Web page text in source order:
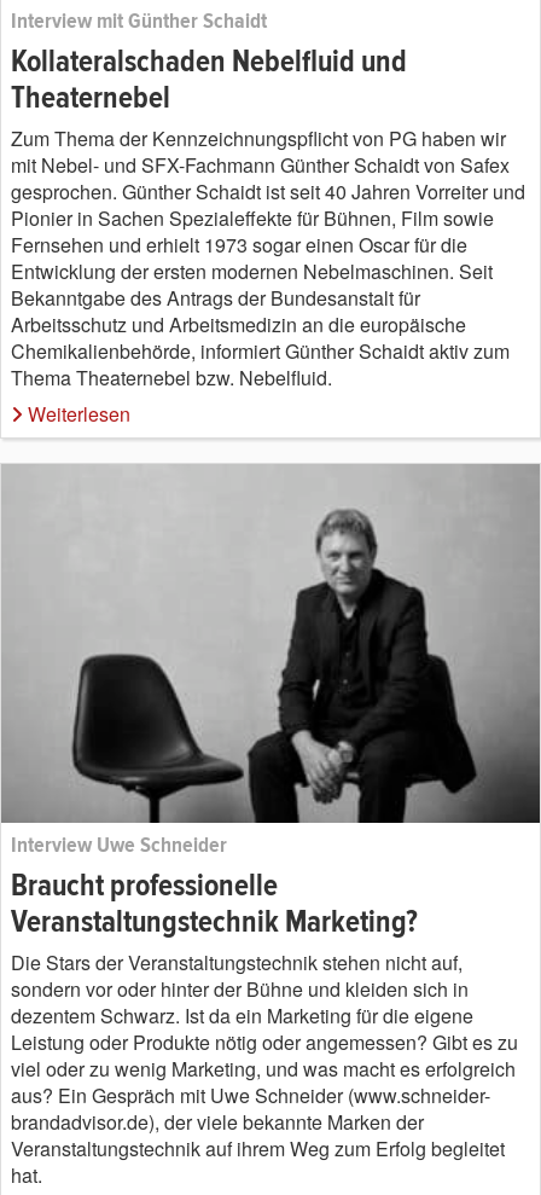
Interview mit Günther Schaidt
Kollateralschaden Nebelfluid und
Theaternebel
Zum Thema der Kennzeichnungspflicht von PG haben wir
mit Nebel- und SFX-Fachmann Günther Schaidt von Safex
gesprochen. Günther Schaidt ist seit 40 Jahren Vorreiter und
Pionier in Sachen Spezialeffekte für Bühnen, Film sowie
Fernsehen und erhielt 1973 sogar einen Oscar für die
Entwicklung der ersten modernen Nebelmaschinen. Seit
Bekanntgabe des Antrags der Bundesanstalt für
Arbeitsschutz und Arbeitsmedizin an die europäische
Chemikalienbehörde, informiert Günther Schaidt aktiv zum
Thema Theaternebel bzw. Nebelfluid.
Weiterlesen
Interview Uwe Schneider
Braucht professionelle
Veranstaltungstechnik Marketing?
Die Stars der Veranstaltungstechnik stehen nicht auf,
sondern vor oder hinter der Bühne und kleiden sich in
dezentem Schwarz. Ist da ein Marketing für die eigene
Leistung oder Produkte nötig oder angemessen? Gibt es zu
viel oder zu wenig Marketing, und was macht es erfolgreich
aus? Ein Gespräch mit Uwe Schneider (www.schneider-
brandadvisor.de), der viele bekannte Marken der
Veranstaltungstechnik auf ihrem Weg zum Erfolg begleitet
hat.